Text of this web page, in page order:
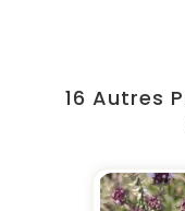
16 Autres